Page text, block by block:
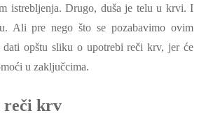
istrebljenja. Drugo, duša je telu u krvi. I
Ali pre nego što se pozabavimo ovim
opštu sliku o upotrebi reči krv, jer će
u zaključcima.
reči krv